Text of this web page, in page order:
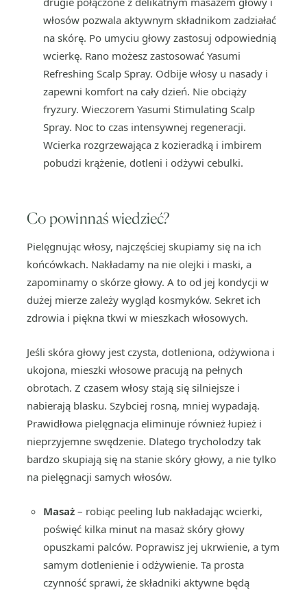
włosów pozwala aktywnym składnikom zadziałać
na skórę. Po umyciu głowy zastosuj odpowiednią
wcierkę. Rano możesz zastosować Yasumi
Refreshing Scalp Spray. Odbije włosy u nasady i
zapewni komfort na cały dzień. Nie obciąży
fryzury. Wieczorem Yasumi Stimulating Scalp
Spray. Noc to czas intensywnej regeneracji.
Wcierka rozgrzewająca z kozieradką i imbirem
pobudzi krążenie, dotleni i odżywi cebulki.
Co powinnaś wiedzieć?
Pielęgnując włosy, najczęściej skupiamy się na ich
końcówkach. Nakładamy na nie olejki i maski, a
zapominamy o skórze głowy. A to od jej kondycji w
dużej mierze zależy wygląd kosmyków. Sekret ich
zdrowia i piękna tkwi w mieszkach włosowych.
Jeśli skóra głowy jest czysta, dotleniona, odżywiona i
ukojona, mieszki włosowe pracują na pełnych
obrotach. Z czasem włosy stają się silniejsze i
nabierają blasku. Szybciej rosną, mniej wypadają.
Prawidłowa pielęgnacja eliminuje również łupież i
nieprzyjemne swędzenie. Dlatego trycholodzy tak
bardzo skupiają się na stanie skóry głowy, a nie tylko
na pielęgnacji samych włosów.
Masaż – robiąc peeling lub nakładając wcierki,
poświęć kilka minut na masaż skóry głowy
opuszkami palców. Poprawisz jej ukrwienie, a tym
samym dotlenienie i odżywienie. Ta prosta
czynność sprawi, że składniki aktywne będą